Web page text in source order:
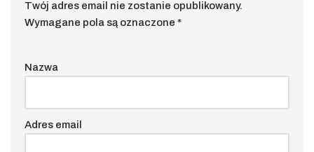
Twój adres email nie zostanie opublikowany.
Wymagane pola są oznaczone *
Nazwa
Adres email